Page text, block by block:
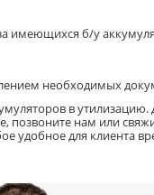
имеющихся б/у
необходимых
в утилизацию.
позвоните нам или
удобное для клиента